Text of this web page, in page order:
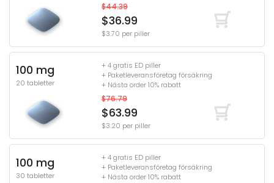
$44.39
$36.99
$3.70 per piller
100 mg
20 tabletter
+ 4 gratis ED piller
+ Paketleveransföretag försäkring
+ Nästa order 10% rabatt
$76.79
$63.99
$3.20 per piller
100 mg
30 tabletter
+ 4 gratis ED piller
+ Paketleveransföretag försäkring
+ Nästa order 10% rabatt